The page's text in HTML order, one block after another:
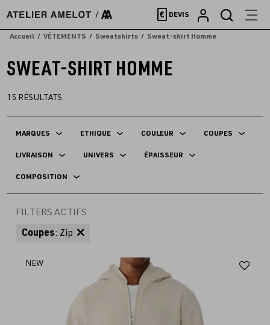
directement
au
€ DEVIS
Accueil VÊTEMENTS Sweatshirts Sweat-shirt Homme
SWEAT-SHIRT HOMME
15 RÉSULTATS
MARQUES ETHIQUE COULEUR COUPES
LIVRAISON UNIVERS ÉPAISSEUR
COMPOSITION
FILTERS ACTIFS
Coupes: Zip
NEW